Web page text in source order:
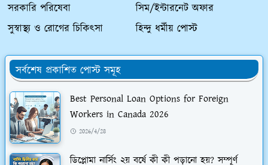
সরকারি পরিষেবা
সিম/ইন্টারনেট অফার
সুস্বাস্থ্য ও রোগের চিকিৎসা
হিন্দু ধর্মীয় পোস্ট
সর্বশেষ প্রকাশিত পোস্ট সমূহ
Best Personal Loan Options for Foreign
Workers in Canada 2026
2026/4/28
ডিপ্লোমা নার্সিং ২য় বর্ষে কী কী পড়ানো হয়? সম্পূর্ণ